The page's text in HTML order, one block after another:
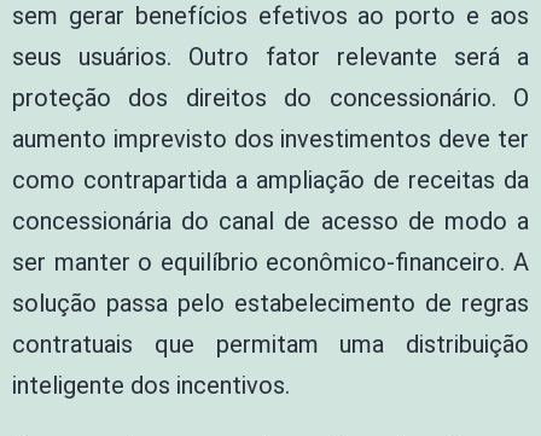
sem gerar benefícios efetivos ao porto e aos
seus usuários. Outro fator relevante será a
proteção dos direitos do concessionário. O
aumento imprevisto dos investimentos deve ter
como contrapartida a ampliação de receitas da
concessionária do canal de acesso de modo a
ser manter o equilíbrio econômico-financeiro. A
solução passa pelo estabelecimento de regras
contratuais que permitam uma distribuição
inteligente dos incentivos.